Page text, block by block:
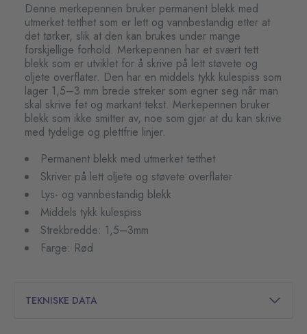
Denne merkepennen bruker permanent blekk med
utmerket tetthet som er lett og vannbestandig etter at
det tørker, slik at den kan brukes under mange
forskjellige forhold. Merkepennen har et svært tett
blekk som er utviklet for å skrive på lett støvete og
oljete overflater. Den har en middels tykk kulespiss som
lager 1,5–3 mm brede streker som egner seg når man
skal skrive fet og markant tekst. Merkepennen bruker
blekk som ikke smitter av, noe som gjør at du kan skrive
med tydelige og plettfrie linjer.
Permanent blekk med utmerket tetthet
Skriver på lett oljete og støvete overflater
Lys- og vannbestandig blekk
Middels tykk kulespiss
Strekbredde: 1,5–3mm
Farge: Rød
TEKNISKE DATA